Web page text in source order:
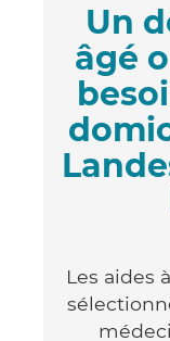
Un
âgé
Les aides